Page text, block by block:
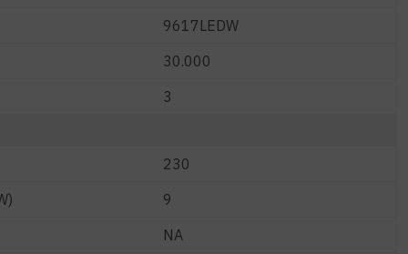
9617LEDW
30.000
3
230
9
NA